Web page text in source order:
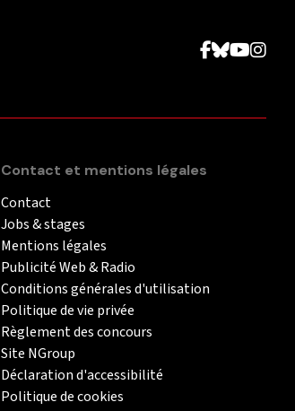
Contact et mentions légales
Contact
Jobs & stages
Mentions légales
Publicité Web & Radio
Conditions générales d'utilisation
Politique de vie privée
Règlement des concours
Site NGroup
Déclaration d'accessibilité
Politique de cookies